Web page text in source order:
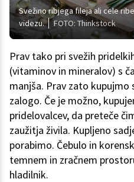
Svežino ribjega fileja ali cele
videzu.
FOTO: Thinkstock
Prav tako pri svežih
(vitaminov in mineralov) s
manjša. Prav zato kupujmo
zalogo. Če je možno,
pridelovalcev, da preteče
zaužitja živila. Kupljeno
porabimo. Čebulo in
temnem in zračnem
hladilnik.